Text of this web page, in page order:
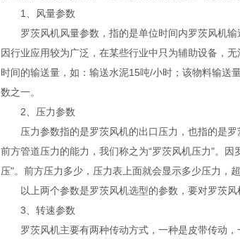
1、风量参数
罗茨风机风量参数，指的是单位时间内罗茨风机输
因行业应用较为广泛，在某些行业中只为辅助设备，
时间的输送量，如：输送水泥15吨/小时；该物料输送
数之一。
2、压力参数
压力参数指的是罗茨风机的出口压力，也指的是罗
前方管道压力的能力，我们称之为“罗茨风机压力"。
压"。前方压力多少，压力表上面就会显示多少压力，
以上两个参数是罗茨风机选型的参数，要对罗茨风
3、转速参数
罗茨风机主要有两种传动方式，一种是皮带传动，